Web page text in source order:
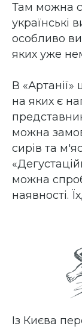
Там можна
українські
особливо
яких уже
В
на яких є
можна
сирів та
можна
наявності.
Із Києва